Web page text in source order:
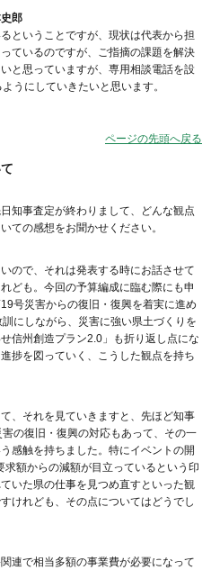
郎
ということですが、現状は代表から担
ているのですが、ご指摘の課題を解決
と思っていますが、専用相談電話を設
うにしていきたいと思います。
ページの先頭へ戻る
知事査定が終わりまして、どんな観点
ての感想をお聞かせください。
ので、それは発表する時にお話させて
ども。今回の予算編成に臨む際にも申
号災害からの復旧・復興を着実に進め
にしながら、災害に強い県土づくりを
信州創造プラン2.0」も折り返し点にな
捗を図っていく、こうした観点を持ち
、それを見ていきますと、先ほど知事
の復旧・復興の対応もあって、その一
感触を持ちました。特にイベントの開
額からの減額が目立っているという印
いた県の仕事を見つめ直すといった観
けれども、その点についてはどうでし
連で相当多額の事業費が必要になって